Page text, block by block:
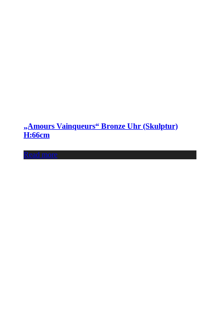
„Amours Vainqueurs“ Bronze Uhr (Skulptur)
H:66cm
Read more